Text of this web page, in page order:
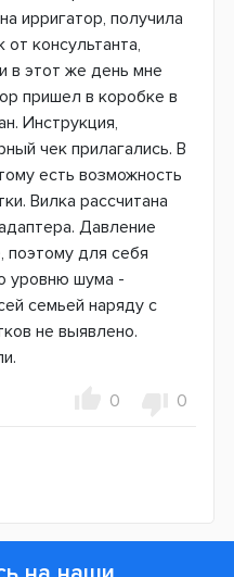
ирригатор, получила
консультанта,
в этот же день мне
пришел в коробке в
Инструкция,
чек прилагались. В
есть возможность
Вилка рассчитана
Давление
поэтому для себя
уровню шума -
семьей наряду с
не выявлено.
0 0